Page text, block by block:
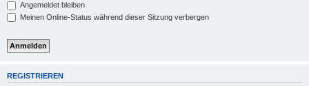
Angemeldet bleiben
Meinen Online-Status während dieser Sitzung verbergen
REGISTRIEREN